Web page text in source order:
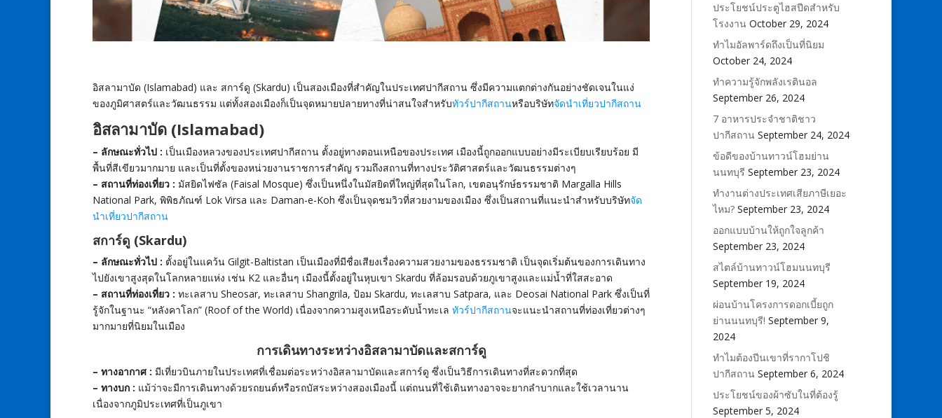
อิสลามาบัด (Islamabad) และ สการ์ดู (Skardu) เป็นสองเมืองที่สำคัญในประเทศปากีสถาน ซึ่งมีความแตกต่างกันอย่างชัดเจนในแง่
ของภูมิศาสตร์และวัฒนธรรม แต่ทั้งสองเมืองก็เป็นจุดหมายปลายทางที่น่าสนใจสำหรับทัวร์ปากีสถานหรือบริษัทจัดนำเที่ยวปากีสถาน
อิสลามาบัด (Islamabad)
– ลักษณะทั่วไป : เป็นเมืองหลวงของประเทศปากีสถาน ตั้งอยู่ทางตอนเหนือของประเทศ เมืองนี้ถูกออกแบบอย่างมีระเบียบเรียบร้อย มี
พื้นที่สีเขียวมากมาย และเป็นที่ตั้งของหน่วยงานราชการสำคัญ รวมถึงสถานที่ทางประวัติศาสตร์และวัฒนธรรมต่างๆ
– สถานที่ท่องเที่ยว : มัสยิดไฟซัล (Faisal Mosque) ซึ่งเป็นหนึ่งในมัสยิดที่ใหญ่ที่สุดในโลก, เขตอนุรักษ์ธรรมชาติ Margalla Hills
National Park, พิพิธภัณฑ์ Lok Virsa และ Daman-e-Koh ซึ่งเป็นจุดชมวิวที่สวยงามของเมือง ซึ่งเป็นสถานที่แนะนำสำหรับบริษัทจัด
นำเที่ยวปากีสถาน
สการ์ดู (Skardu)
– ลักษณะทั่วไป : ตั้งอยู่ในแคว้น Gilgit-Baltistan เป็นเมืองที่มีชื่อเสียงเรื่องความสวยงามของธรรมชาติ เป็นจุดเริ่มต้นของการเดินทาง
ไปยังเขาสูงสุดในโลกหลายแห่ง เช่น K2 และอื่นๆ เมืองนี้ตั้งอยู่ในหุบเขา Skardu ที่ล้อมรอบด้วยภูเขาสูงและแม่น้ำที่ใสสะอาด
– สถานที่ท่องเที่ยว : ทะเลสาบ Sheosar, ทะเลสาบ Shangrila, ป้อม Skardu, ทะเลสาบ Satpara, และ Deosai National Park ซึ่งเป็นที่
รู้จักในฐานะ “หลังคาโลก” (Roof of the World) เนื่องจากความสูงเหนือระดับน้ำทะเล ทัวร์ปากีสถานจะแนะนำสถานที่ท่องเที่ยวต่างๆ
มากมายที่นิยมในเมือง
การเดินทางระหว่างอิสลามาบัดและสการ์ดู
– ทางอากาศ : มีเที่ยวบินภายในประเทศที่เชื่อมต่อระหว่างอิสลามาบัดและสการ์ดู ซึ่งเป็นวิธีการเดินทางที่สะดวกที่สุด
– ทางบก : แม้ว่าจะมีการเดินทางด้วยรถยนต์หรือรถบัสระหว่างสองเมืองนี้ แต่ถนนที่ใช้เดินทางอาจจะยากลำบากและใช้เวลานาน
เนื่องจากภูมิประเทศที่เป็นภูเขา
ประโยชน์ประตูไฮสปีดสำหรับ
โรงงาน October 29, 2024
ทำไมอัลพาร์ดถึงเป็นที่นิยม
October 24, 2024
ทำความรู้จักพลังเรตินอล
September 26, 2024
7 อาหารประจำชาติชาว
ปากีสถาน September 24, 2024
ข้อดีของบ้านทาวน์โฮมย่าน
นนทบุรี September 23, 2024
ทำงานต่างประเทศเสียภาษีเยอะ
ไหม? September 23, 2024
ออกแบบบ้านให้ถูกใจลูกค้า
September 23, 2024
สไตล์บ้านทาวน์โฮมนนทบุรี
September 19, 2024
ผ่อนบ้านโครงการดอกเบี้ยถูก
ย่านนนทบุรี! September 9,
2024
ทำไมต้องปีนเขาที่รากาโปชิ
ปากีสถาน September 6, 2024
ประโยชน์ของผ้าซับในที่ต้องรู้
September 5, 2024